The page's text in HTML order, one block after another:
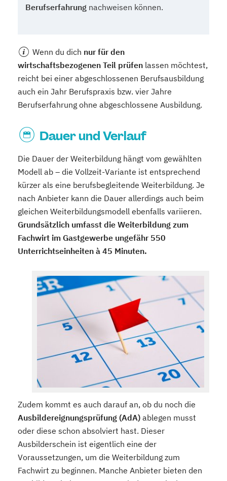
Berufserfahrung nachweisen können.
Wenn du dich nur für den
wirtschaftsbezogenen Teil prüfen lassen möchtest,
reicht bei einer abgeschlossenen Berufsausbildung
auch ein Jahr Berufspraxis bzw. vier Jahre
Berufserfahrung ohne abgeschlossene Ausbildung.
Dauer und Verlauf
Die Dauer der Weiterbildung hängt vom gewählten
Modell ab – die Vollzeit-Variante ist entsprechend
kürzer als eine berufsbegleitende Weiterbildung. Je
nach Anbieter kann die Dauer allerdings auch beim
gleichen Weiterbildungsmodell ebenfalls variieren.
Grundsätzlich umfasst die Weiterbildung zum
Fachwirt im Gastgewerbe ungefähr 550
Unterrichtseinheiten à 45 Minuten.
Zudem kommt es auch darauf an, ob du noch die
Ausbildereignungsprüfung (AdA) ablegen musst
oder diese schon absolviert hast. Dieser
Ausbilderschein ist eigentlich eine der
Voraussetzungen, um die Weiterbildung zum
Fachwirt zu beginnen. Manche Anbieter bieten den